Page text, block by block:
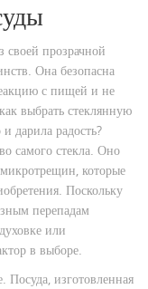
своей прозрачной
Она безопасна
с пищей и не
выбрать стеклянную
дарила радость?
самого стекла. Оно
которые
Поскольку
перепадам
или
в выборе.
Посуда, изготовленная